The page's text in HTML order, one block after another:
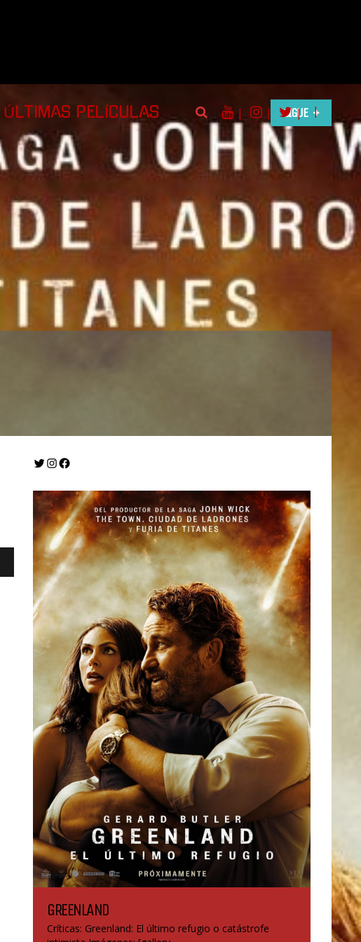
ÚLTIMAS PELÍCULAS | | | |
SIGUE
Twitter
Instagram
Facebook
GREENLAND
Críticas: Greenland: El último refugio o catástrofe